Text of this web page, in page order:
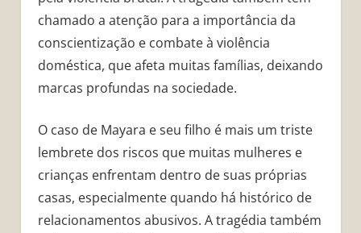
chamado a atenção para a importância da
conscientização e combate à violência
doméstica, que afeta muitas famílias, deixando
marcas profundas na sociedade.
O caso de Mayara e seu filho é mais um triste
lembrete dos riscos que muitas mulheres e
crianças enfrentam dentro de suas próprias
casas, especialmente quando há histórico de
relacionamentos abusivos. A tragédia também